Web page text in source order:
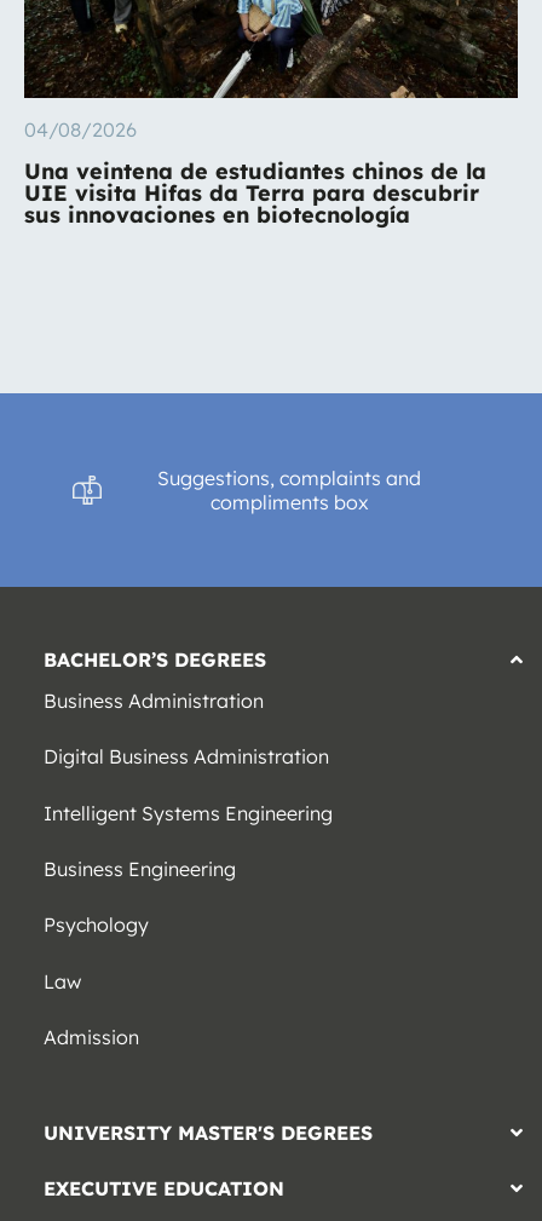
04/08/2026
Una veintena de estudiantes chinos de la
UIE visita Hifas da Terra para descubrir
sus innovaciones en biotecnología
Suggestions, complaints and
compliments box
BACHELOR’S DEGREES
Business Administration
Digital Business Administration
Intelligent Systems Engineering
Business Engineering
Psychology
Law
Admission
UNIVERSITY MASTER'S DEGREES
EXECUTIVE EDUCATION